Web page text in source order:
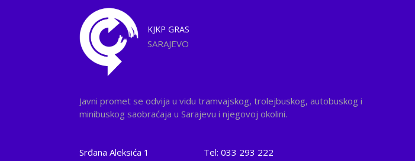
KJKP GRAS
SARAJEVO
Javni promet se odvija u vidu tramvajskog, trolejbuskog, autobuskog i
minibuskog saobraćaja u Sarajevu i njegovoj okolini.
Srđana Aleksića 1 Tel: 033 293 222